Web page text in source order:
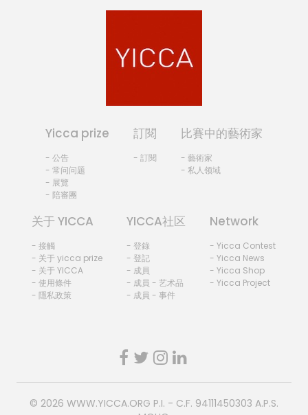
Yicca prize
- 公告
- 常问问题
- 展覽
- 陪審團
訂閱
- 訂閱
比賽中的藝術家
- 藝術家
- 私人领域
关于 YICCA
- 接觸
- 关于 yicca prize
- 关于 YICCA
- 使用條件
- 隱私政策
YICCA社区
- 登錄
- 登記
- 成員
- 成員 - 艺术品
- 成員 - 事件
Network
- Yicca Contest
- Yicca News
- Yicca Shop
- Yicca Project
© 2026 WWW.YICCA.ORG P.I. - C.F. 94111450303 A.P.S.